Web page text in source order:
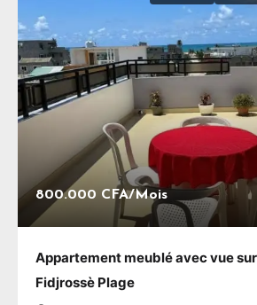
800.000 CFA/Mois
Appartement meublé avec vue
Fidjrossè Plage